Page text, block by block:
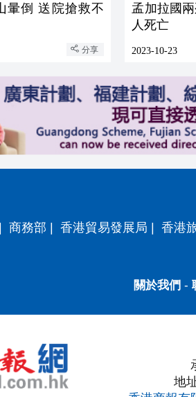
暈倒 送院搶救不
分享
孟加拉國
人死亡
2023-10-23
| 商務部 | 香港貿易發展局 | 香港
關於我們 -
地